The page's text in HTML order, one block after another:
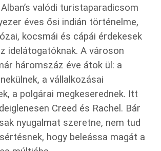
valódi turistaparadicsom
éves ősi indián történelme,
kocsmái és cápái érdekesek
idelátogatóknak. A városon
háromszáz éve átok ül: a
a vállalkozásai
a polgárai megkeserednek. Itt
Creed és Rachel. Bár
nyugalmat szeretne, nem tud
hogy beleássa magát a